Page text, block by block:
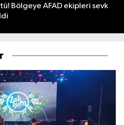
Bölgeye AFAD ekipleri sevk